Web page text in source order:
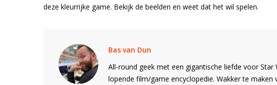
deze kleurrijke game. Bekijk de beelden en weet dat het wil spelen.
Bas van Dun
All-round geek met een gigantische liefde voor
lopende film/game encyclopedie. Wakker te